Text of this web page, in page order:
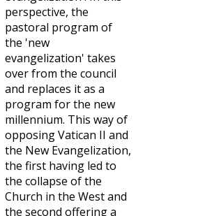
perspective, the
pastoral program of
the 'new
evangelization' takes
over from the council
and replaces it as a
program for the new
millennium. This way of
opposing Vatican II and
the New Evangelization,
the first having led to
the collapse of the
Church in the West and
the second offering a